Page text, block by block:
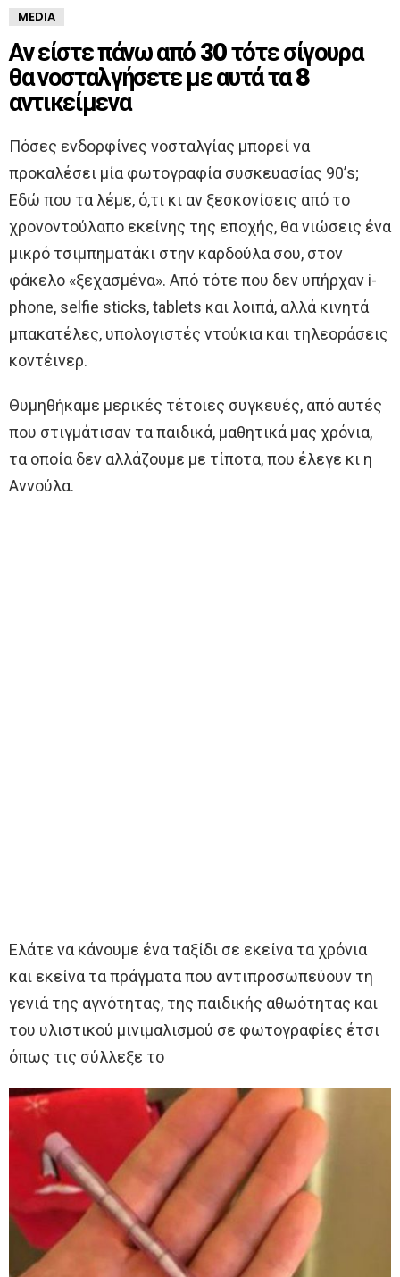
MEDIA
Αν είστε πάνω από 30 τότε σίγουρα
θα νοσταλγήσετε με αυτά τα 8
αντικείμενα
Πόσες ενδορφίνες νοσταλγίας μπορεί να
προκαλέσει μία φωτογραφία συσκευασίας 90’s;
Εδώ που τα λέμε, ό,τι κι αν ξεσκονίσεις από το
χρονοντούλαπο εκείνης της εποχής, θα νιώσεις ένα
μικρό τσιμπηματάκι στην καρδούλα σου, στον
φάκελο «ξεχασμένα». Από τότε που δεν υπήρχαν i-
phone, selfie sticks, tablets και λοιπά, αλλά κινητά
μπακατέλες, υπολογιστές ντούκια και τηλεοράσεις
κοντέινερ.
Θυμηθήκαμε μερικές τέτοιες συγκευές, από αυτές
που στιγμάτισαν τα παιδικά, μαθητικά μας χρόνια,
τα οποία δεν αλλάζουμε με τίποτα, που έλεγε κι η
Αννούλα.
Ελάτε να κάνουμε ένα ταξίδι σε εκείνα τα χρόνια
και εκείνα τα πράγματα που αντιπροσωπεύουν τη
γενιά της αγνότητας, της παιδικής αθωότητας και
του υλιστικού μινιμαλισμού σε φωτογραφίες έτσι
όπως τις σύλλεξε το